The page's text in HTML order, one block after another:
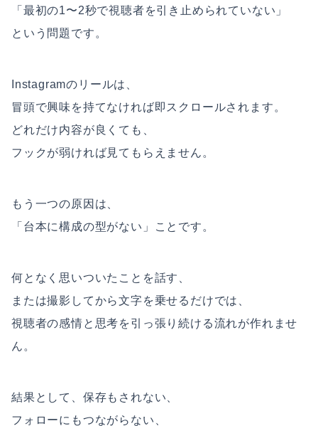
「最初の1〜2秒で視聴者を引き止められていない」
という問題です。
Instagramのリールは、
冒頭で興味を持てなければ即スクロールされます。
どれだけ内容が良くても、
フックが弱ければ見てもらえません。
もう一つの原因は、
「台本に構成の型がない」ことです。
何となく思いついたことを話す、
または撮影してから文字を乗せるだけでは、
視聴者の感情と思考を引っ張り続ける流れが作れませ
ん。
結果として、保存もされない、
フォローにもつながらない、